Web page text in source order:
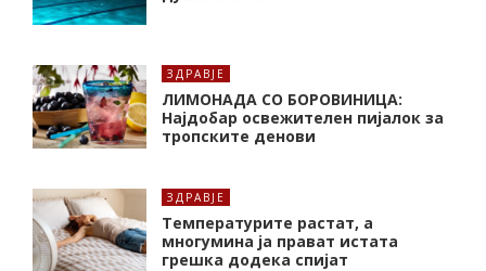
ЗДРАВЈЕ
ЛИМОНАДА СО БОРОВИНИЦА:
Најдобар освежителен пијалок за
тропските денови
ЗДРАВЈЕ
Температурите растат, а
многумина ја прават истата
грешка додека спијат